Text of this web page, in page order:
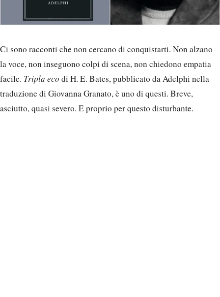
Ci sono racconti che non cercano di conquistarti. Non alzano
la voce, non inseguono colpi di scena, non chiedono empatia
facile. Tripla eco di H. E. Bates, pubblicato da Adelphi nella
traduzione di Giovanna Granato, è uno di questi. Breve,
asciutto, quasi severo. E proprio per questo disturbante.